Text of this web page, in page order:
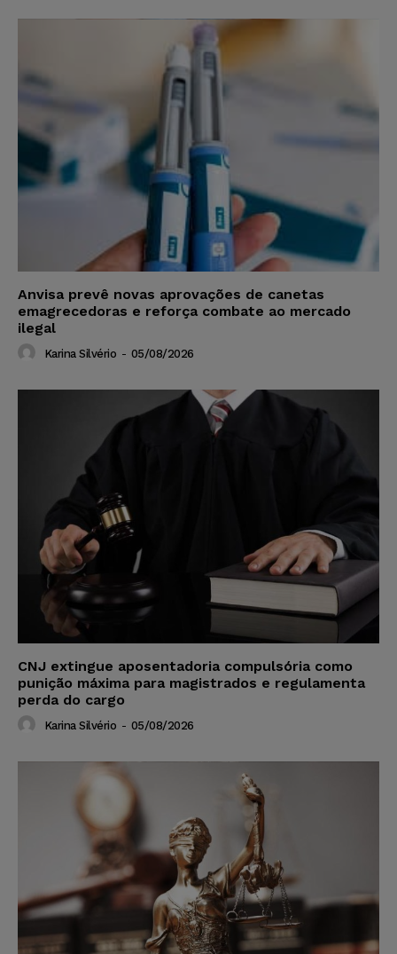
Anvisa prevê novas aprovações de canetas
emagrecedoras e reforça combate ao mercado
ilegal
Karina Silvério - 05/08/2026
CNJ extingue aposentadoria compulsória como
punição máxima para magistrados e regulamenta
perda do cargo
Karina Silvério - 05/08/2026